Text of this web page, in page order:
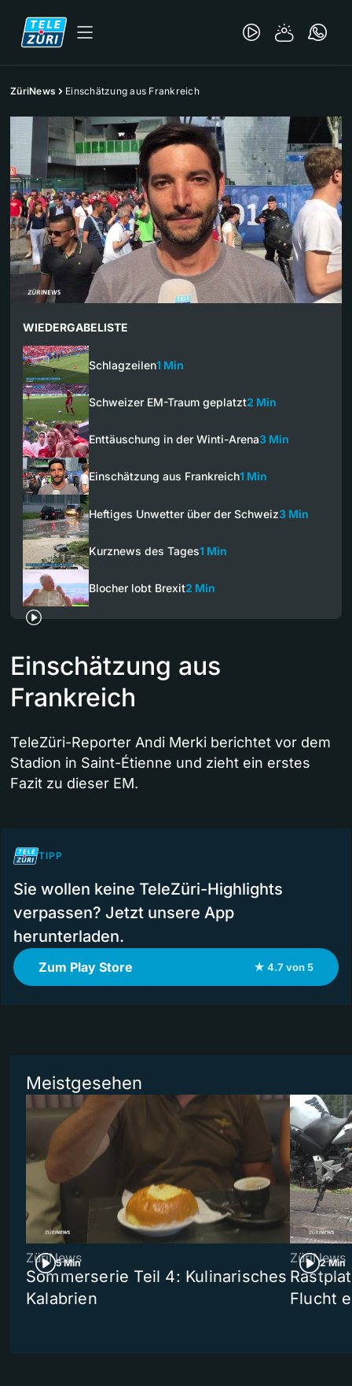
ZüriNews Einschätzung aus Frankreich
WIEDERGABELISTE
Schlagzeilen1 Min
Schweizer EM-Traum geplatzt2 Min
Enttäuschung in der Winti-Arena3 Min
Einschätzung aus Frankreich1 Min
Heftiges Unwetter über der Schweiz3 Min
Kurznews des Tages1 Min
Blocher lobt Brexit2 Min
Einschätzung aus
Frankreich
TeleZüri-Reporter Andi Merki berichtet vor dem
Stadion in Saint-Étienne und zieht ein erstes
Fazit zu dieser EM.
TIPP
Sie wollen keine TeleZüri-Highlights
verpassen? Jetzt unsere App
herunterladen.
Zum Play Store ★ 4.7 von 5
Meistgesehen
5 Min
ZüriNews
Sommerserie Teil 4: Kulinarisches
Kalabrien
2 Min
ZüriNews
Flucht